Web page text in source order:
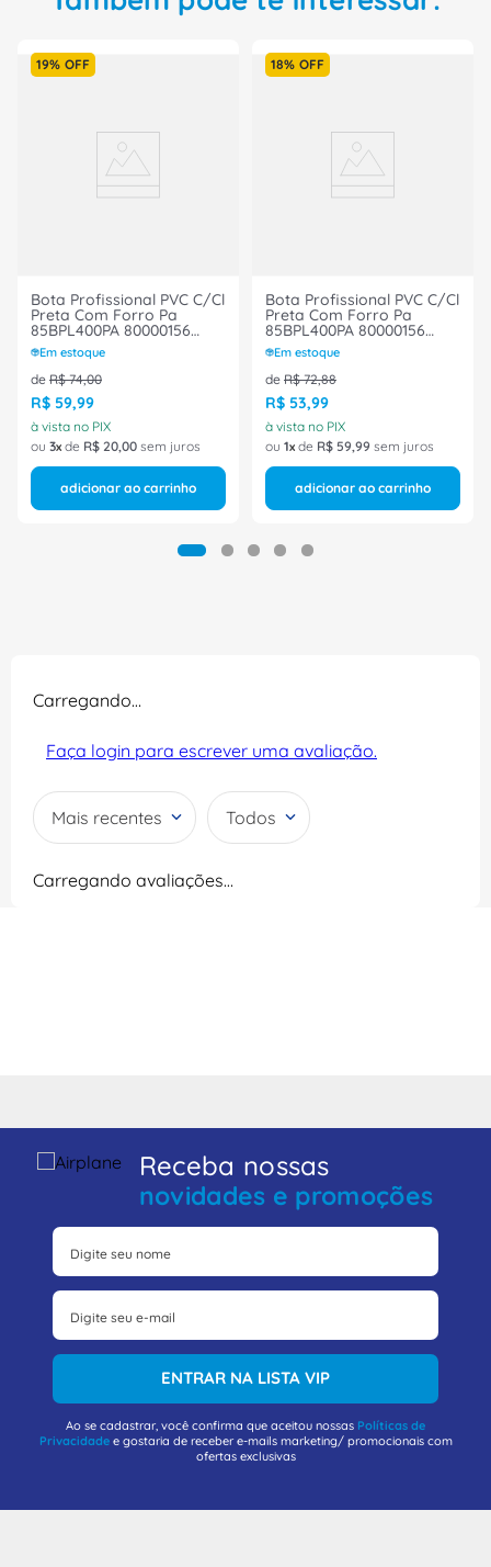
19% OFF
Bota Profissional PVC C/Cl
Preta Com Forro Pa
85BPL400PA 80000156
Tamanho 44 CA 35225
Bracol
Em estoque
de R$ 74,00
R$ 59,99
à vista no PIX
ou 3 de R$ 20,00 sem juros
adicionar ao carrinho
18% OFF
Bota Profissional PVC C/Cl
Preta Com Forro Pa
85BPL400PA 80000156
Tamanho 41 CA 35225
Bracol
Em estoque
de R$ 72,88
R$ 53,99
à vista no PIX
ou 1 de R$ 59,99 sem juros
adicionar ao carrinho
Carregando…
Faça login para escrever uma avaliação.
Mais recentes Todos
Carregando avaliações…
Receba nossas
novidades e promoções
ENTRAR NA LISTA VIP
Ao se cadastrar, você confirma que aceitou nossas Políticas de
Privacidadee gostaria de receber e-mails marketing/ promocionais com
ofertas exclusivas